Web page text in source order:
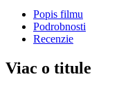
Popis filmu
Podrobnosti
Recenzie
Viac o titule